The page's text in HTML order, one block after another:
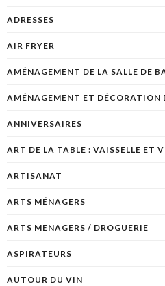
ADRESSES
AIR FRYER
AMÉNAGEMENT DE LA SALLE DE
AMÉNAGEMENT ET DÉCORATION
ANNIVERSAIRES
ART DE LA TABLE : VAISSELLE ET
ARTISANAT
ARTS MÉNAGERS
ARTS MENAGERS / DROGUERIE
ASPIRATEURS
AUTOUR DU VIN